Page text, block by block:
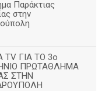
Παράκτιας
στην
ΤV ΓΙΑ ΤΟ 3ο
ΠΡΩΤΑΘΛΗΜΑ
ΣΤΗΝ